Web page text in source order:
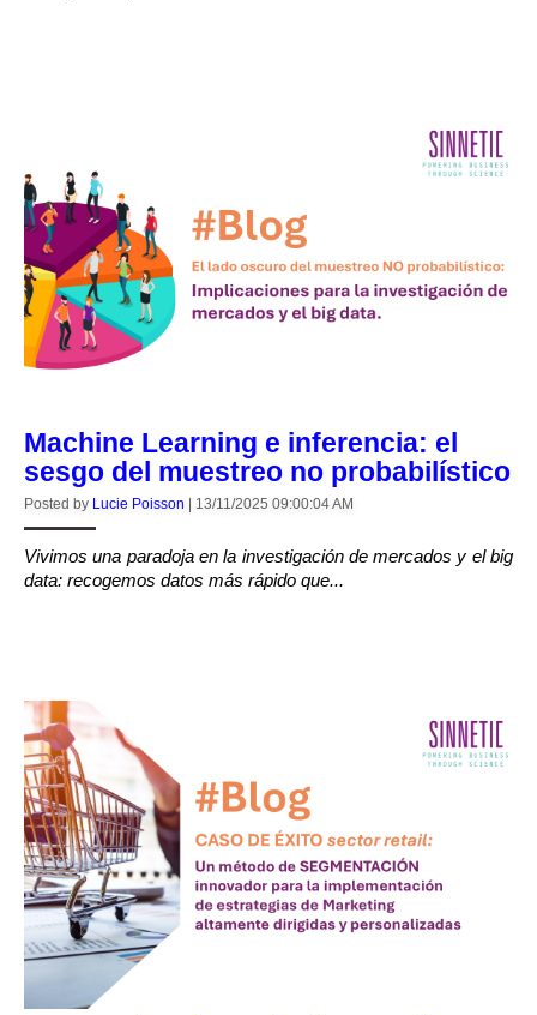
Machine Learning e inferencia: el
sesgo del muestreo no probabilístico
Posted by Lucie Poisson | 13/11/2025 09:00:04 AM
Vivimos una paradoja en la investigación de mercados y el big
data: recogemos datos más rápido que...